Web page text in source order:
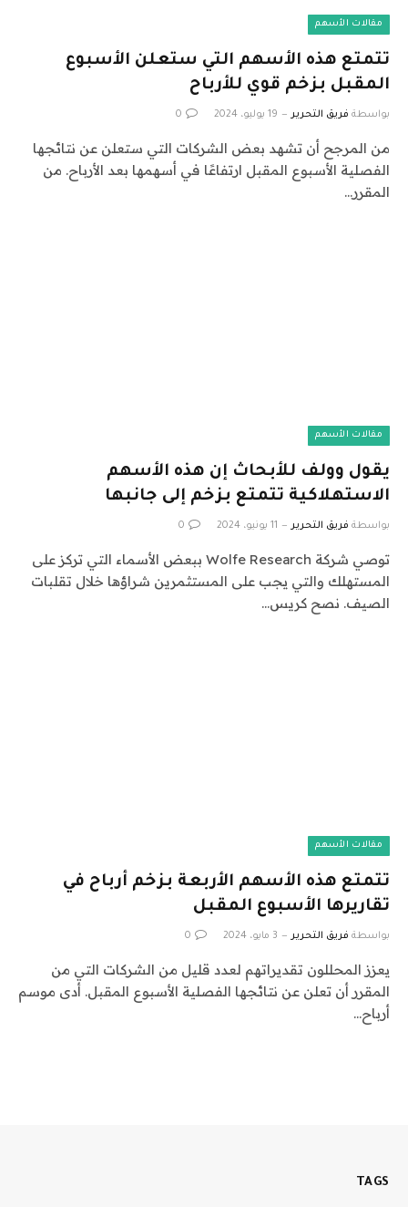
مقالات الأسهم
تتمتع هذه الأسهم التي ستعلن الأسبوع
المقبل بزخم قوي للأرباح
بواسطة فريق التحرير 19 يوليو، 2024 0
من المرجح أن تشهد بعض الشركات التي ستعلن عن نتائجها
الفصلية الأسبوع المقبل ارتفاعًا في أسهمها بعد الأرباح. من
المقرر…
مقالات الأسهم
يقول وولف للأبحاث إن هذه الأسهم
الاستهلاكية تتمتع بزخم إلى جانبها
بواسطة فريق التحرير 11 يونيو، 2024 0
توصي شركة Wolfe Research ببعض الأسماء التي تركز على
المستهلك والتي يجب على المستثمرين شراؤها خلال تقلبات
الصيف. نصح كريس…
مقالات الأسهم
تتمتع هذه الأسهم الأربعة بزخم أرباح في
تقاريرها الأسبوع المقبل
بواسطة فريق التحرير 3 مايو، 2024 0
يعزز المحللون تقديراتهم لعدد قليل من الشركات التي من
المقرر أن تعلن عن نتائجها الفصلية الأسبوع المقبل. أدى موسم
أرباح…
TAGS